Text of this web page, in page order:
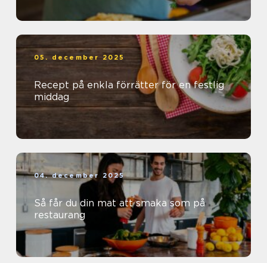
05. december 2025
Recept på enkla förrätter för en festlig
middag
04. december 2025
Så får du din mat att smaka som på
restaurang